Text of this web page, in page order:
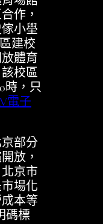
作，
小壆
建校
體育
校區
時，只
電子
部分
放，
京市
場化
本等
碼標